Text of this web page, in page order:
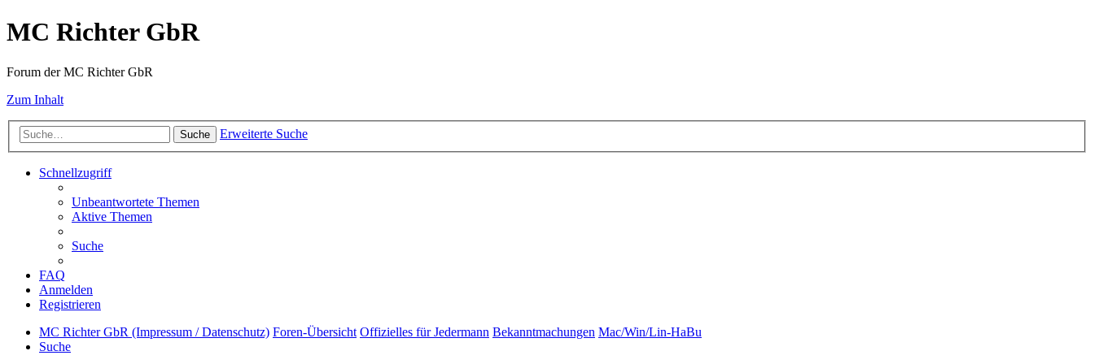
MC Richter GbR
Forum der MC Richter GbR
Zum Inhalt
Suche Erweiterte Suche
Schnellzugriff
Unbeantwortete Themen
Aktive Themen
Suche
FAQ
Anmelden
Registrieren
MC Richter GbR (Impressum / Datenschutz) Foren-Übersicht Offizielles für Jedermann Bekanntmachungen Mac/Win/Lin-HaBu
Suche